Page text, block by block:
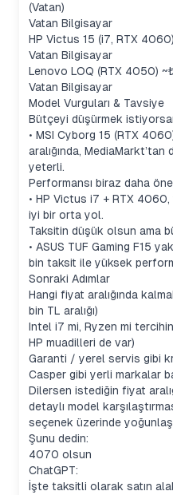
(Vatan)
Vatan Bilgisayar
HP Victus 15 (i7, RTX
Vatan Bilgisayar
Lenovo LOQ (RTX 4050)
Vatan Bilgisayar
Model Vurguları & Tavsiye
Bütçeyi düşürmek
• MSI Cyborg 15 (RTX
aralığında,
yeterli.
Performansı biraz daha
• HP Victus i7 + RTX
iyi bir orta yol.
Taksitin düşük olsun ama
• ASUS TUF Gaming F15
bin taksit ile yüksek
Sonraki Adımlar
Hangi fiyat aralığında
bin TL aralığı)
Intel i7 mi, Ryzen mi
HP muadilleri de var)
Garanti / yerel servis gibi
Casper gibi yerli markalar
Dilersen istediğin fiyat
detaylı model
seçenek üzerinde
Şunu dedin:
4070 olsun
ChatGPT:
İşte taksitli olarak satın